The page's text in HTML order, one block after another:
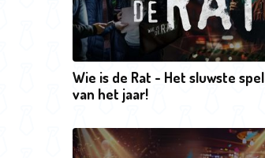
Wie is de Rat - Het sluwste spel
van het jaar!